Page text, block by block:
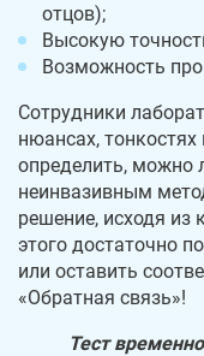
отцов);
Высокую
Возможность
Сотрудники
нюансах,
определить, можно
неинвазивным
решение, исходя из
этого достаточно
или оставить
«Обратная связь»!
Тест